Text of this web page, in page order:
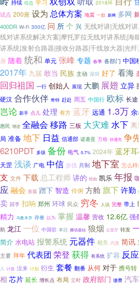
持续 任总 学习 2018环
试点 200座 设为 总体方案 地震 一款 新网 多网
400DR Wi-Fi 300亿 问 所 个 兴 无线对讲|无线对
线对讲系统解决方案|摩托罗拉无线对讲系统|海
讲系统|发射合路器|接收分路器|干线放大器|光
身 随着 统和 单元 张峰 专题 春季 各部门 中国
2017年 九届 敢当 民族 主动 深圳 好了 看海
回归祖国 一行 创始人 展现 大鹏 展翅 立异
硬汉 合作伙伴 奇特 赶赴 周五 中国行 欧标 长途
岂论 新手 点儿 处理 有方 蓝牙 远通 1.3万
惠民 增进 全融会 移路 三板 大灾难水下 离
局 准备 地下 日益 信通部 诺基亚 万格 孙通亮 争
6210PDT 多级 备份 电气 0.7% 2024年 蓝牙
天罡 浅谈 广电 中信 步伐 共制 地下室 怎么
支 文件 下载 总工程师 讲的 经由 凯乐 年报
应融会 首届 蹭下 智造 伶俐 方舱 旗下许勤
卖 回手 扣响 郑州 环球 民众 穷冬 人说 完整 带上
精力 乌鲁木齐 存眷 以为 掌握 温馨 营收 12.6亿 强
鹅 龙江 一位 中国驻 本日 挪动基站 狼烟 公安厅 转发
简介 水电站 报警系统 元器件 相关 六次 简讯
主要 拜年 代表团 荣登 获得 有系统 扩容 反应
入 计算 没来 计划 衍生 套餐 翻番 从何 对于 携号转
相 芯片 延长 增长点 布局 立时 政府部门 缴费 汽车